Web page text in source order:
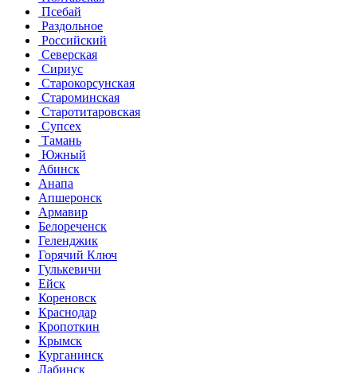
Псебай
Раздольное
Российский
Северская
Сириус
Старокорсунская
Староминская
Старотитаровская
Супсех
Тамань
Южный
Абинск
Анапа
Апшеронск
Армавир
Белореченск
Геленджик
Горячий Ключ
Гулькевичи
Ейск
Кореновск
Краснодар
Кропоткин
Крымск
Курганинск
Лабинск